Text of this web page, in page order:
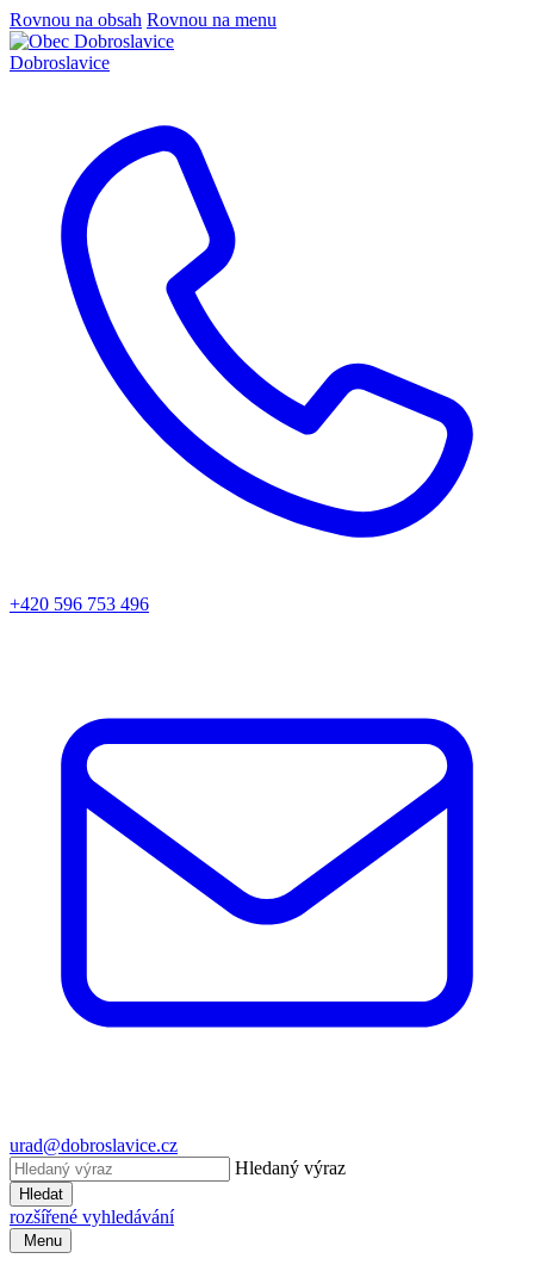
Rovnou na obsah Rovnou na menu
Dobroslavice
+420 596 753 496
urad@dobroslavice.cz
Hledaný výraz
Hledat
rozšířené vyhledávání
Menu